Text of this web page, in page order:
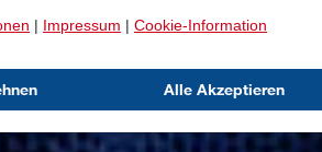
| Impressum | Cookie-Information
Alle Akzeptieren